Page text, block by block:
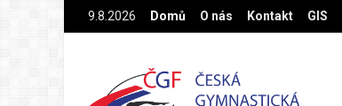
Na hlavní obsah9.8.2026 Domů O nás Kontakt GIS